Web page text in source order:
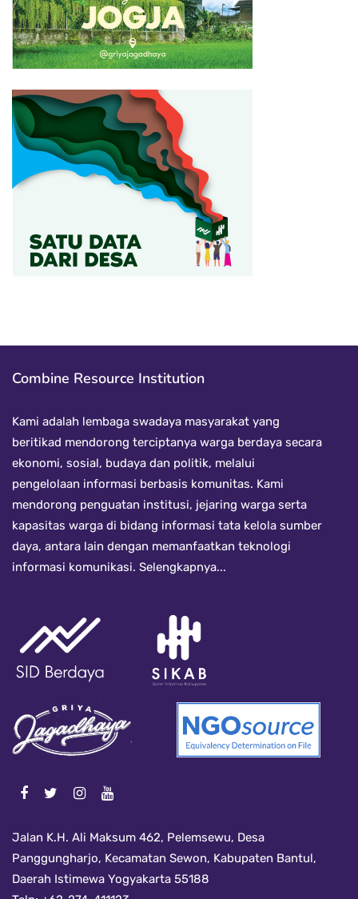
Combine Resource Institution
Kami adalah lembaga swadaya masyarakat yang
beritikad mendorong terciptanya warga berdaya secara
ekonomi, sosial, budaya dan politik, melalui
pengelolaan informasi berbasis komunitas. Kami
mendorong penguatan institusi, jejaring warga serta
kapasitas warga di bidang informasi tata kelola sumber
daya, antara lain dengan memanfaatkan teknologi
informasi komunikasi. Selengkapnya...
Jalan K.H. Ali Maksum 462, Pelemsewu, Desa
Panggungharjo, Kecamatan Sewon, Kabupaten Bantul,
Daerah Istimewa Yogyakarta 55188